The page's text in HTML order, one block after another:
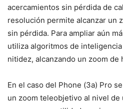
acercamientos sin pérdida de
resolución permite alcanzar un
sin pérdida. Para ampliar aún
utiliza algoritmos de
nitidez, alcanzando un zoom de
En el caso del Phone (3a) Pro
un zoom teleobjetivo al nivel